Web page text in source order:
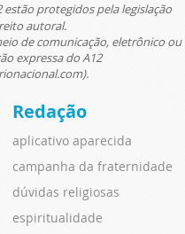
protegidos pela legislação
autoral.
de comunicação, eletrônico ou
expressa do A12
Redação
aplicativo aparecida
campanha da fraternidade
dúvidas religiosas
espiritualidade